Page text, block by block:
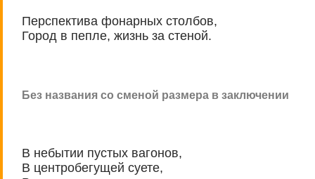
Перспектива фонарных столбов,
Город в пепле, жизнь за стеной.
Без названия со сменой размера в заключении
В небытии пустых вагонов,
В центробегущей суете,